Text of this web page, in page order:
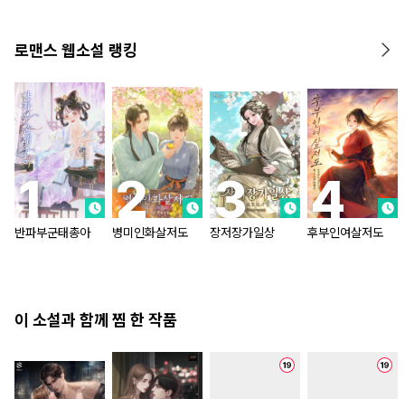
로맨스 웹소설 랭킹
반파부군태총아 병미인화살저도 장저장가일상 후부인여살저도
이 소설과 함께 찜 한 작품